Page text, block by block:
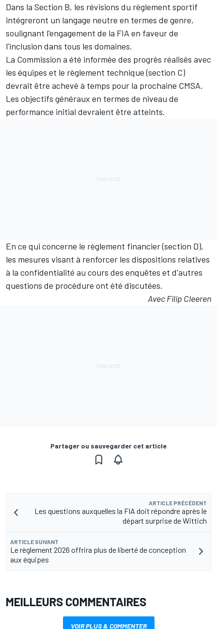
Dans la Section B, les révisions du règlement sportif
intégreront un langage neutre en termes de genre,
soulignant l'engagement de la FIA en faveur de
l'inclusion dans tous les domaines.
La Commission a été informée des progrès réalisés avec
les équipes et le règlement technique (section C)
devrait être achevé à temps pour la prochaine CMSA.
Les objectifs généraux en termes de niveau de
performance initial devraient être atteints.
En ce qui concerne le règlement financier (section D),
les mesures visant à renforcer les dispositions relatives
à la confidentialité au cours des enquêtes et d'autres
questions de procédure ont été discutées.
Avec Filip Cleeren
Partager ou sauvegarder cet article
ARTICLE PRÉCÉDENT
Les questions auxquelles la FIA doit répondre après le
départ surprise de Wittich
ARTICLE SUIVANT
Le règlement 2026 offrira plus de liberté de conception
aux équipes
MEILLEURS COMMENTAIRES
VOIR PLUS & COMMENTER